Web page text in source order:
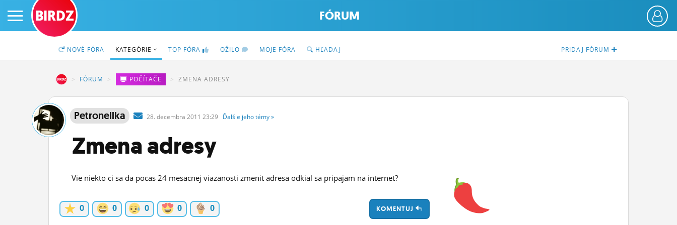
PRIHLÁS SA
ČINŽIAK
FÓRUM
STATUSY
OBRÁZKY
BIRDZ FÓRUM
PRIDAJ FÓRUM
NOVÉ FÓRA KATEGÓRIE TOP FÓRA OŽILO MOJE FÓRA HĽADAJ
FÓRUM POČÍTAČE ZMENA ADRESY
Petronellka 28. decembra 2011 23:29 Ďalšie jehotémy»
Zmena adresy
Vie niekto ci sa da pocas 24 mesacnej viazanosti zmenit adresa odkial sa pripajam na internet?
KOMENTUJ
0 0 0 0 0